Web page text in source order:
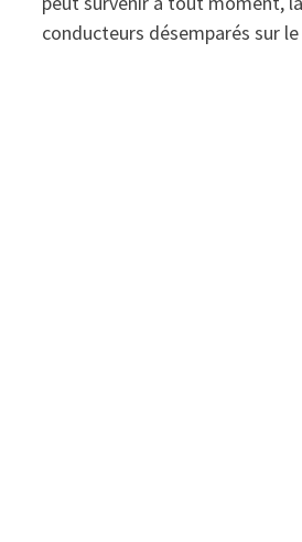
conducteurs désemparés sur